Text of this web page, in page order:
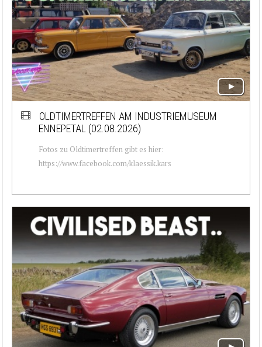
OLDTIMERTREFFEN AM INDUSTRIEMUSEUM
ENNEPETAL (02.08.2026)
Fotos zu Oldtimertreffen gibt es hier:
https://www.facebook.com/klaessik.kars